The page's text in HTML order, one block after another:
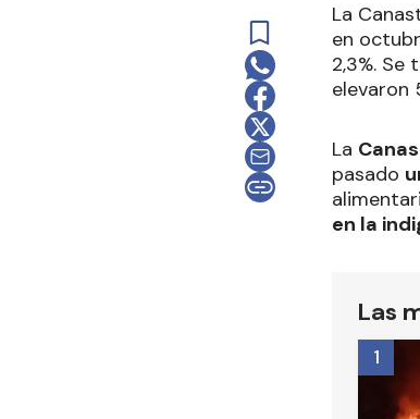
La
en
2,3%.
elevaron
La
pasado
en la
Las
1